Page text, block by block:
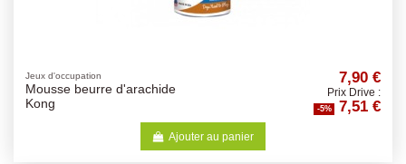
Jeux d'occupation
Mousse beurre d'arachide
Kong
7,90 €
Prix Drive :
-5% 7,51 €
Ajouter au panier